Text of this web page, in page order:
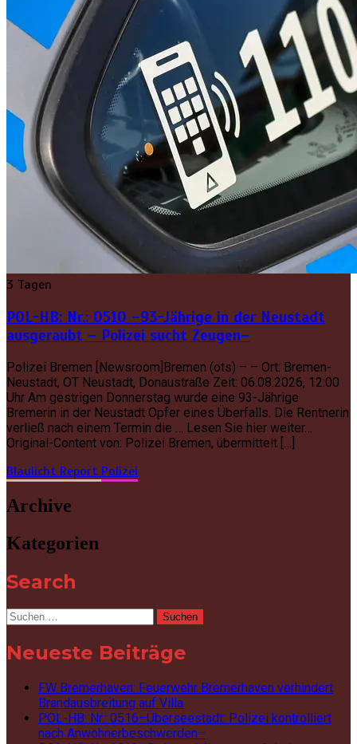
3 Tagen
POL-HB: Nr.: 0510 –93-Jährige in der Neustadt
ausgeraubt – Polizei sucht Zeugen–
Polizei Bremen [Newsroom]Bremen (ots) – – Ort: Bremen-
Neustadt, OT Neustadt, Donaustraße Zeit: 06.08.2026, 12:00
Uhr Am gestrigen Donnerstag wurde eine 93-Jährige
Bremerin in der Neustadt Opfer eines Überfalls. Die Rentnerin
verließ nach einem Termin die … Lesen Sie hier weiter…
Original-Content von: Polizei Bremen, übermittelt […]
Blaulicht Report Polizei
Archive
Kategorien
Search
Suchen
Neueste Beiträge
FW Bremerhaven: Feuerwehr Bremerhaven verhindert
Brandausbreitung auf Villa
POL-HB: Nr.: 0516–Überseestadt: Polizei kontrolliert
nach Anwohnerbeschwerden–